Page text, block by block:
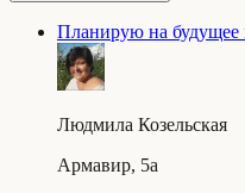
Планирую на будущее
Людмила Козельская
Армавир, 5a